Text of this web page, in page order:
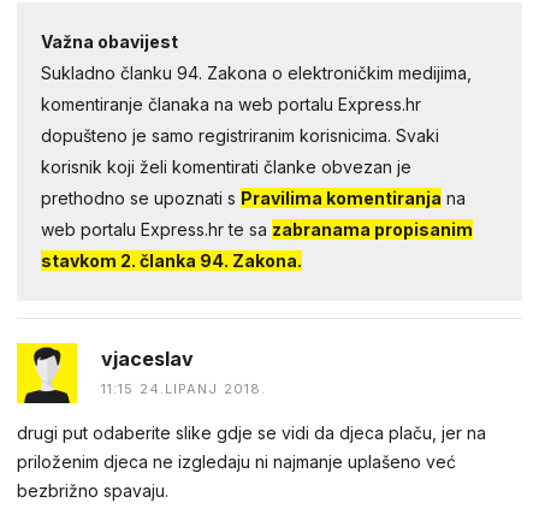
Važna obavijest
Sukladno članku 94. Zakona o elektroničkim medijima,
komentiranje članaka na web portalu Express.hr
dopušteno je samo registriranim korisnicima. Svaki
korisnik koji želi komentirati članke obvezan je
prethodno se upoznati s Pravilima komentiranja na
web portalu Express.hr te sa zabranama propisanim
stavkom 2. članka 94. Zakona.
vjaceslav
11:15 24.LIPANJ 2018.
drugi put odaberite slike gdje se vidi da djeca plaču, jer na
priloženim djeca ne izgledaju ni najmanje uplašeno već
bezbrižno spavaju.